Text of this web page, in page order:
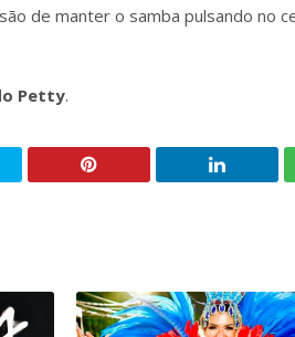
de manter o samba pulsando no
Petty.